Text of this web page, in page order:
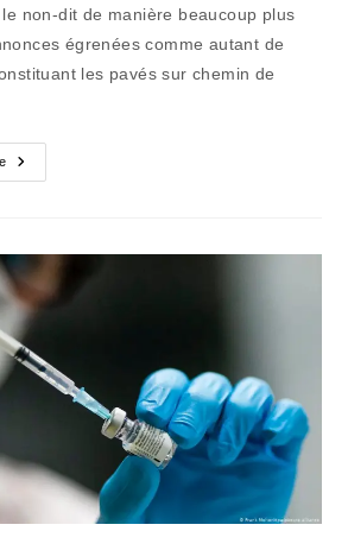
non-dit de manière beaucoup plus
égrenées comme autant de
les pavés sur chemin de
Le
Discours